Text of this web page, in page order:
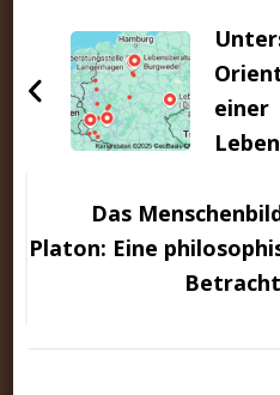
einer
Das
Platon: Eine